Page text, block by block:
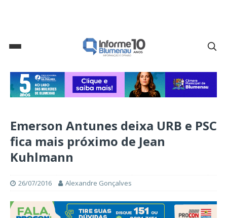
Emerson Antunes deixa URB e PSC
fica mais próximo de Jean
Kuhlmann
26/07/2016 Alexandre Gonçalves